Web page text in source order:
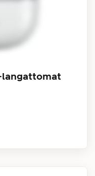
langattomat